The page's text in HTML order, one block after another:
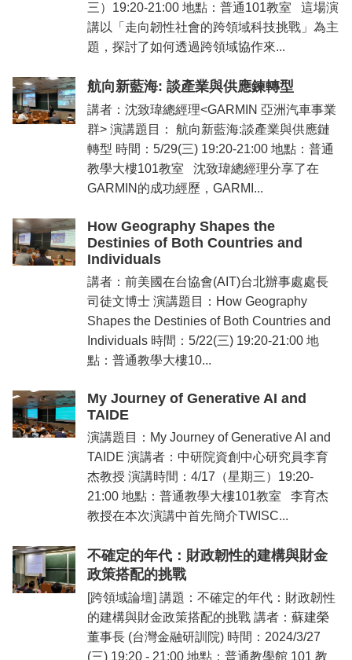
三）19:20-21:00 地點：普通101教室 這場演
講以「走向韌性社會的跨領域科技挑戰」為主
題，探討了如何透過跨領域協作來...
航向新藍海: 談產業與供應鍊轉型
講者：沈致瑋總經理<GARMIN 亞洲汽車事業
群> 演講題目： 航向新藍海:談產業與供應鏈
轉型 時間：5/29(三) 19:20-21:00 地點：普通
教學大樓101教室 沈致瑋總經理分享了在
GARMIN的成功經歷，GARMI...
How Geography Shapes the
Destinies of Both Countries and
Individuals
講者：前美國在台協會(AIT)台北辦事處處長
司徒文博士 演講題目：How Geography
Shapes the Destinies of Both Countries and
Individuals 時間：5/22(三) 19:20-21:00 地
點：普通教學大樓10...
My Journey of Generative AI and
TAIDE
演講題目：My Journey of Generative AI and
TAIDE 演講者：中研院資創中心研究員李育
杰教授 演講時間：4/17（星期三）19:20-
21:00 地點：普通教學大樓101教室 李育杰
教授在本次演講中首先簡介TWISC...
不確定的年代：財政韌性的建構與財金
政策搭配的挑戰
[跨領域論壇] 講題：不確定的年代：財政韌性
的建構與財金政策搭配的挑戰 講者：蘇建榮
董事長 (台灣金融研訓院) 時間：2024/3/27
(三) 19:20 - 21:00 地點：普通教學館 101 教